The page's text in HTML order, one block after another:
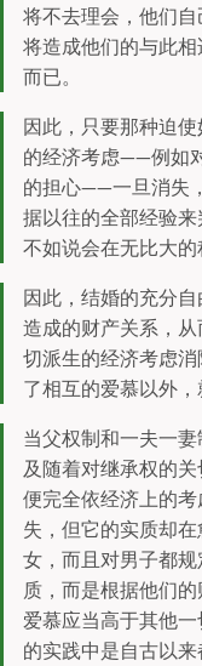
将不去理会，他们
将造成他们的与此
而已。
因此，只要那种迫
的经济考虑——例如
的担心——一旦消失
据以往的全部经验
不如说会在无比大的
因此，结婚的充分
造成的财产关系，
切派生的经济考虑
了相互的爱慕以外，
当父权制和一夫一
及随着对继承权的
便完全依经济上的
失，但它的实质却
女，而且对男子都
质，而是根据他们
爱慕应当高于其他
的实践中是自古以